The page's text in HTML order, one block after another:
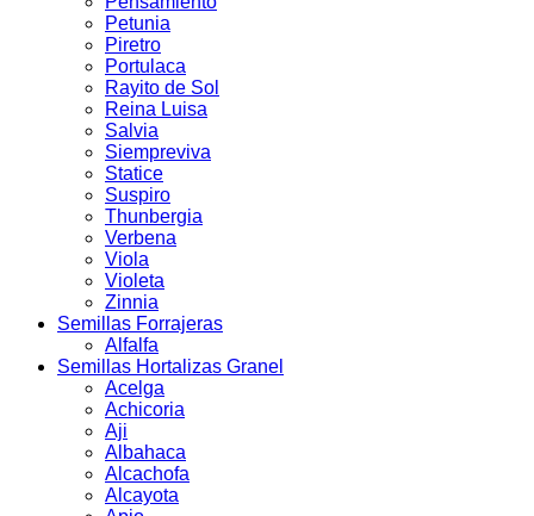
Petunia
Piretro
Portulaca
Rayito de Sol
Reina Luisa
Salvia
Siempreviva
Statice
Suspiro
Thunbergia
Verbena
Viola
Violeta
Zinnia
Semillas Forrajeras
Alfalfa
Semillas Hortalizas Granel
Acelga
Achicoria
Aji
Albahaca
Alcachofa
Alcayota